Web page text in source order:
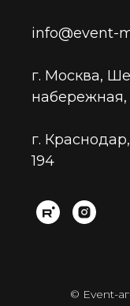
info@event-
г. Москва,
набережная,
г.
194
© Event-